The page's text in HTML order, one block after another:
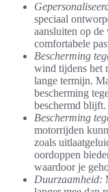
speciaal
aansluiten op
comfortabele
Bescherming
wind tijdens het
lange termijn.
bescherming
beschermd blijft.
Bescherming
motorrijden
zoals
oordoppen
waardoor je
Duurzaamheid: